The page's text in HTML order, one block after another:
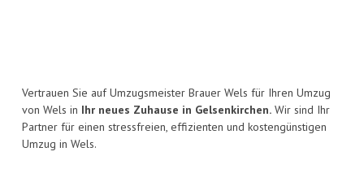
Vertrauen Sie auf Umzugsmeister Brauer Wels für Ihren Umzug
von Wels in Ihr neues Zuhause in Gelsenkirchen. Wir sind Ihr
Partner für einen stressfreien, effizienten und kostengünstigen
Umzug in Wels.